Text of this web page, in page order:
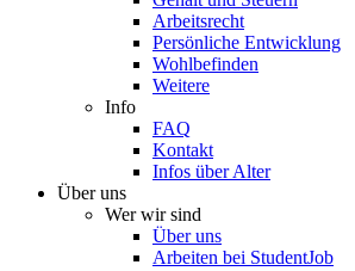
Arbeitsrecht
Persönliche Entwicklung
Wohlbefinden
Weitere
Info
FAQ
Kontakt
Infos über Alter
Über uns
Wer wir sind
Über uns
Arbeiten bei StudentJob